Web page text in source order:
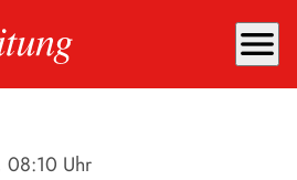
menu
08:10 Uhr